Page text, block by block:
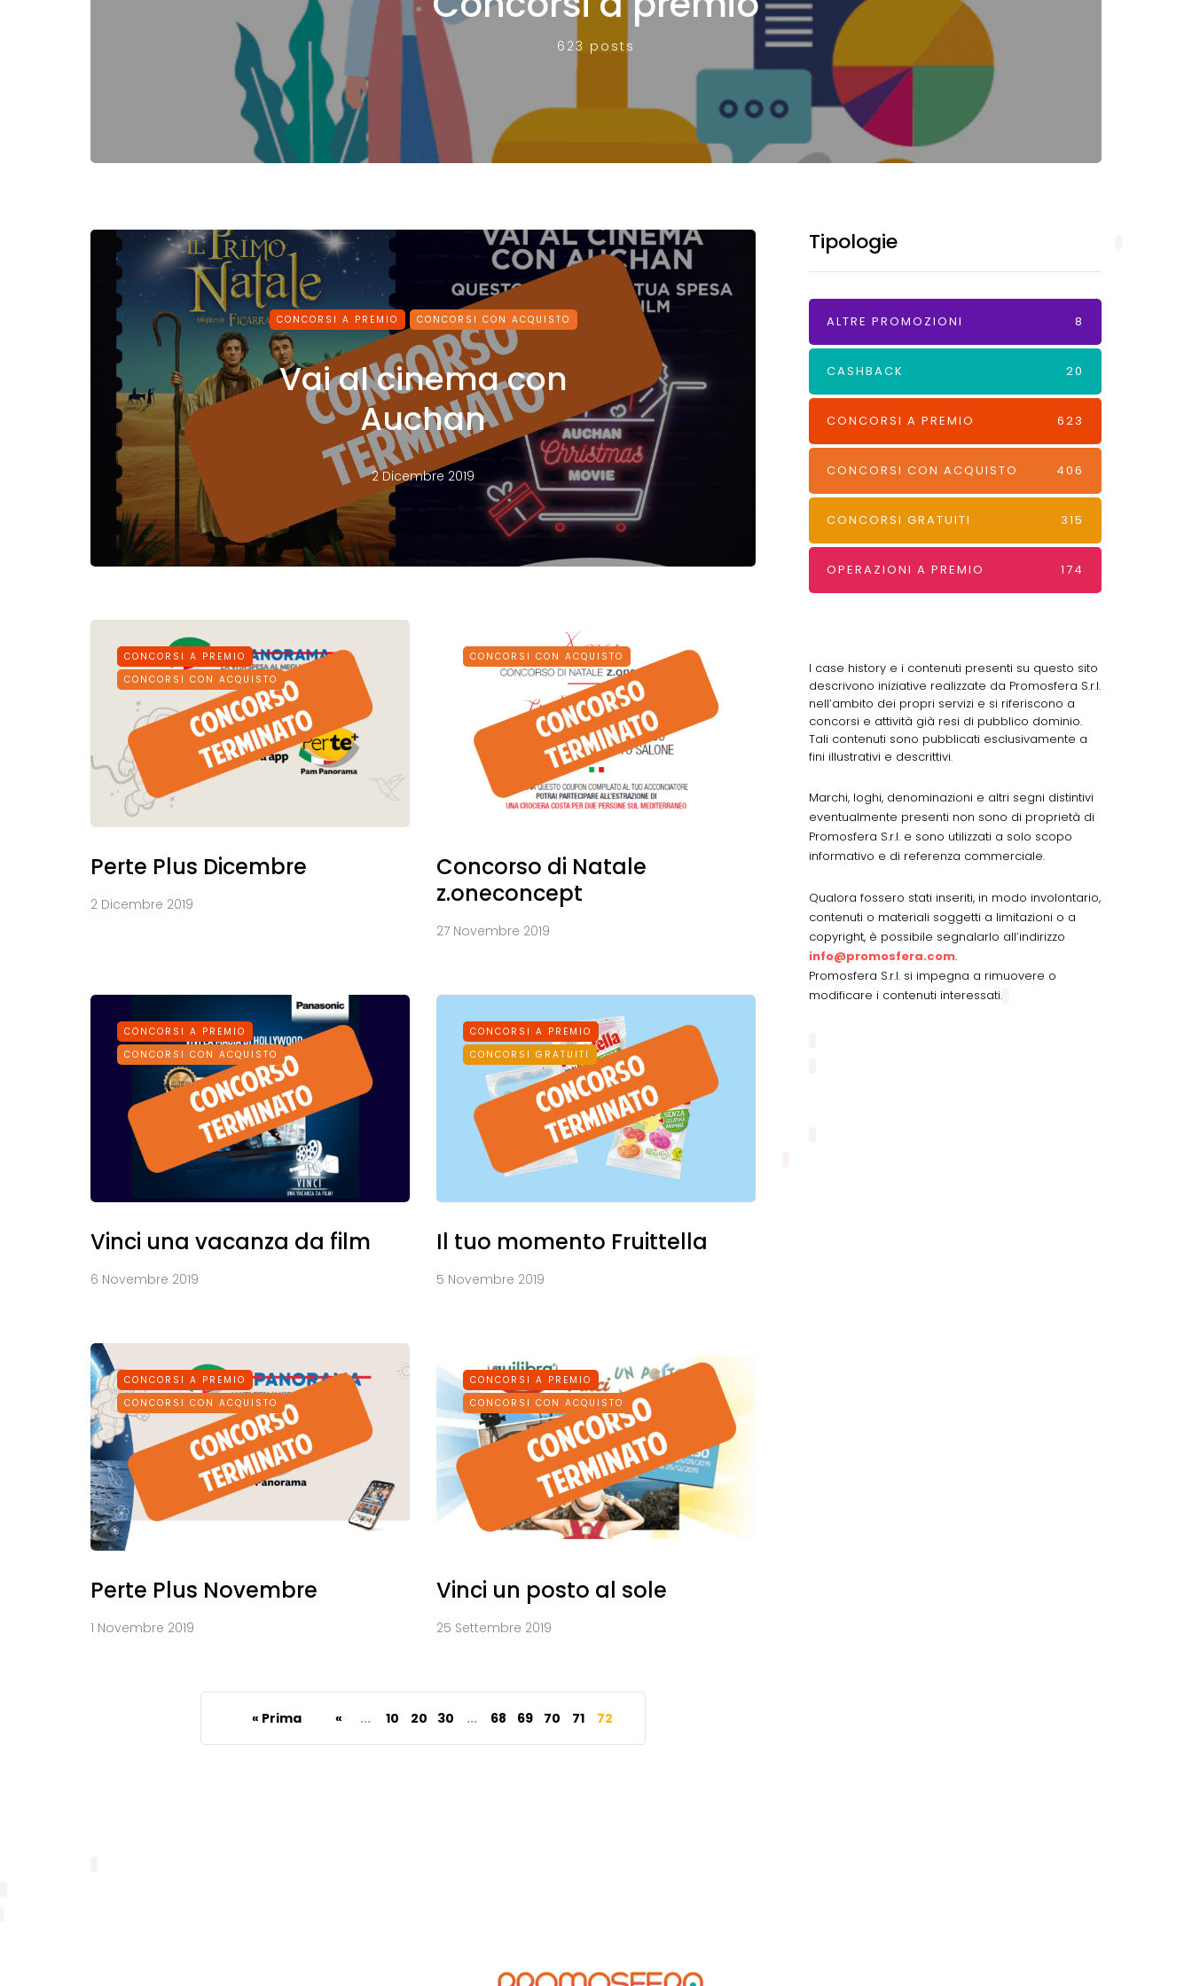
623 posts
CONCORSI A PREMIO CONCORSI CON ACQUISTO
Vai al cinema con
Auchan
2 Dicembre 2019
CONCORSI A PREMIO
CONCORSI CON ACQUISTO
Perte Plus Dicembre
2 Dicembre 2019
CONCORSI CON ACQUISTO
Concorso di Natale
z.oneconcept
27 Novembre 2019
CONCORSI A PREMIO
CONCORSI CON ACQUISTO
Vinci una vacanza da film
6 Novembre 2019
CONCORSI A PREMIO
CONCORSI GRATUITI
Il tuo momento Fruittella
5 Novembre 2019
CONCORSI A PREMIO
CONCORSI CON ACQUISTO
Perte Plus Novembre
1 Novembre 2019
CONCORSI A PREMIO
CONCORSI CON ACQUISTO
Vinci un posto al sole
25 Settembre 2019
« Prima « ... 10 20 30 ... 68 69 70 71 72
Tipologie
ALTRE PROMOZIONI 8
CASHBACK 20
CONCORSI A PREMIO 623
CONCORSI CON ACQUISTO 406
CONCORSI GRATUITI 315
OPERAZIONI A PREMIO 174
I case history e i contenuti presenti su questo sito
descrivono iniziative realizzate da Promosfera S.r.l.
nell’ambito dei propri servizi e si riferiscono a
concorsi e attività già resi di pubblico dominio.
Tali contenuti sono pubblicati esclusivamente a
fini illustrativi e descrittivi.
Marchi, loghi, denominazioni e altri segni distintivi
eventualmente presenti non sono di proprietà di
Promosfera S.r.l. e sono utilizzati a solo scopo
informativo e di referenza commerciale.
Qualora fossero stati inseriti, in modo involontario,
contenuti o materiali soggetti a limitazioni o a
copyright, è possibile segnalarlo all’indirizzo
info@promosfera.com.
Promosfera S.r.l. si impegna a rimuovere o
modificare i contenuti interessati.